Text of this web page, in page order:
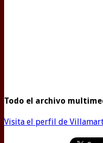
Todo el archivo
Visita el perfil de